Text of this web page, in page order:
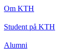
Om KTH
Student på KTH
Alumni